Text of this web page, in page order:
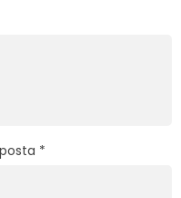
*